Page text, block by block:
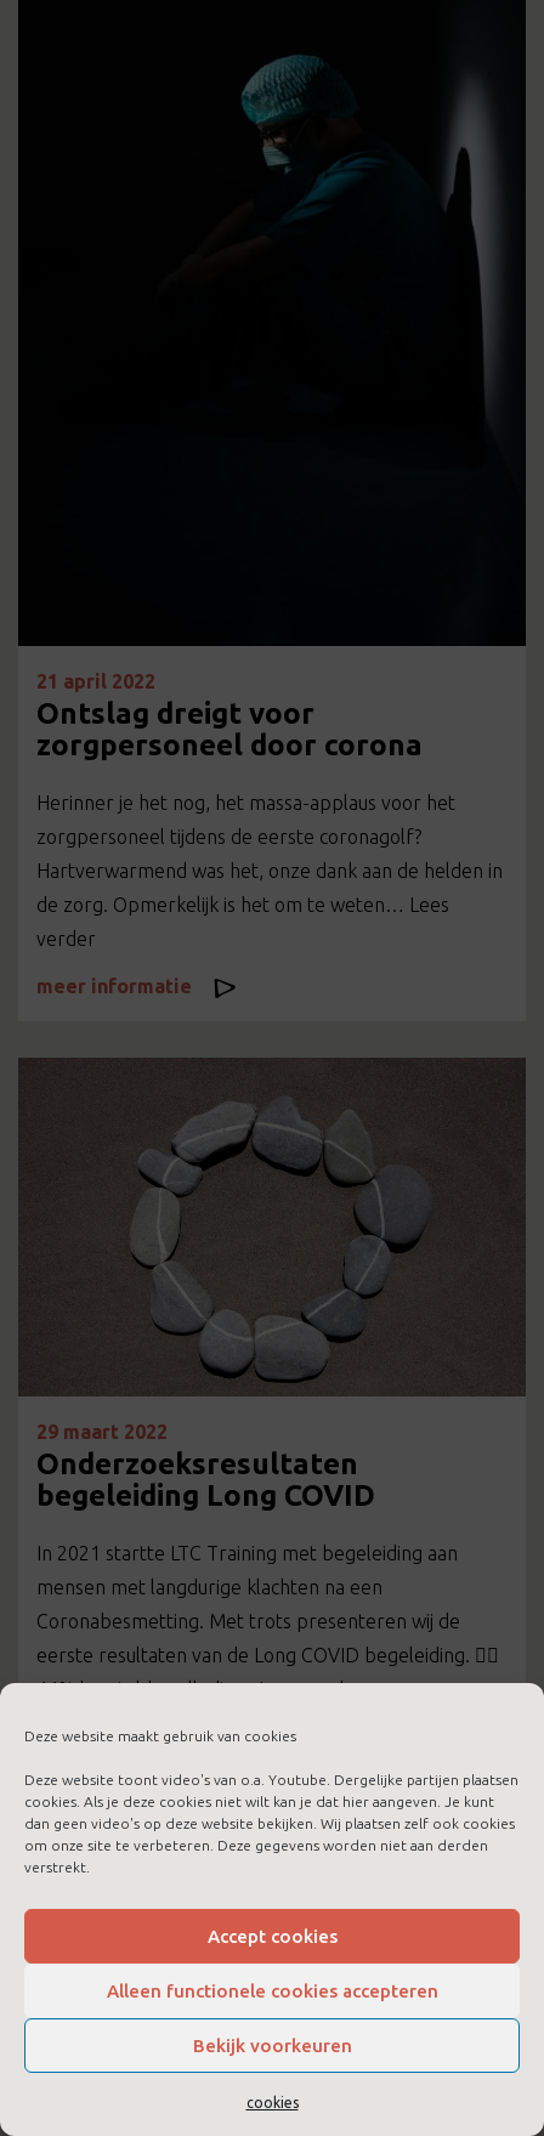
Deze website maakt gebruik van cookies
Deze website toont video's van o.a. Youtube. Dergelijke partijen plaatsen
cookies. Als je deze cookies niet wilt kan je dat hier aangeven. Je kunt
dan geen video's op deze website bekijken. Wij plaatsen zelf ook cookies
om onze site te verbeteren. Deze gegevens worden niet aan derden
verstrekt.
Accept cookies
Alleen functionele cookies accepteren
Bekijk voorkeuren
cookies
21 april 2022
Ontslag dreigt voor
zorgpersoneel door corona
Herinner je het nog, het massa-applaus voor het
zorgpersoneel tijdens de eerste coronagolf?
Hartverwarmend was het, onze dank aan de helden in
de zorg. Opmerkelijk is het om te weten… Lees
verder
meer informatie
29 maart 2022
Onderzoeksresultaten
begeleiding Long COVID
In 2021 startte LTC Training met begeleiding aan
mensen met langdurige klachten na een
Coronabesmetting. Met trots presenteren wij de
eerste resultaten van de Long COVID begeleiding. 👉🏻
44% herstelde volledig… Lees verder
meer informatie